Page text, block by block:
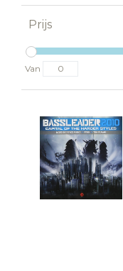
Prijs
Van